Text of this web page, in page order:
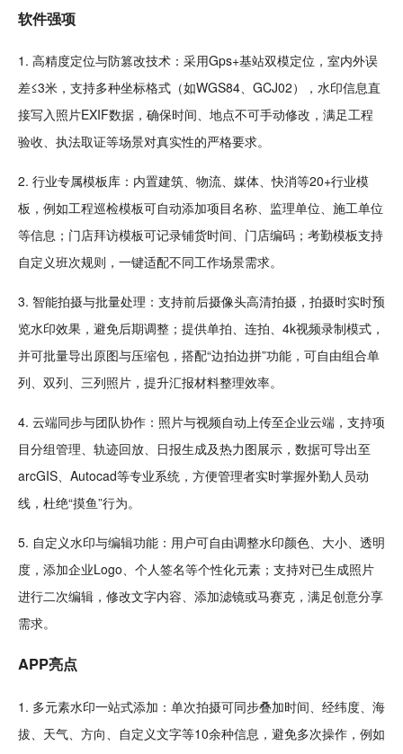
软件强项
1. 高精度定位与防篡改技术 ：采用Gps+基站双模定位，室内外误
差≤3米，支持多种坐标格式（如WGS84、GCJ02），水印信息直
接写入照片EXIF数据，确保时间、地点不可手动修改 ，满足工程
验收、执法取证等场景对真实性的严格要求。
2. 行业专属模板库：内置建筑、 物流、媒体、快消等20+行业模
板，例如工程巡检模板可自动添加项目名称、监理单位、 施工单位
等信息；门店拜访模板可记录铺货时间、门店编码；考勤模板支持
自定义班次规则，一键适配不同工作场景需求。
3. 智能拍摄与批量处理：支持前后摄像头高清拍摄，拍摄时实时预
览水印效果，避免后期调整；提供单拍、连拍、 4k视频录制模式，
并可批量导出原图与压缩包，搭配“边拍边拼”功能，可自由组合单
列、双列、三列照片，提升汇报材料整理效率。
4. 云端同步与团队协作：照片与视频自动上传至企业云端，支持项
目分组管理、轨迹回放、日报生成及热力图展示，数据可导出至
arcGIS、Autocad等专业系统，方便管理者实时掌握外勤人员动
线，杜绝“摸鱼”行为。
5. 自定义水印与编辑功能：用户可自由调整水印颜色、大小、透明
度，添加企业Logo、个人签名等个性化元素；支持对已生成照片
进行二次编辑，修改文字内容、添加滤镜或马赛克 ，满足创意分享
需求。
APP亮点
1. 多元素水印一站式添加：单次拍摄可同步叠加时间、经纬度、海
拔、天气、方向、自定义文字等10余种信息，避免多次操作，例如